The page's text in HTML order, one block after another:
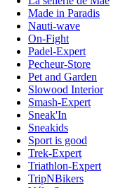
Made in Paradis
Nauti-wave
On-Fight
Padel-Expert
Pecheur-Store
Pet and Garden
Slowood Interior
Smash-Expert
Sneak'In
Sneakids
Sport is good
Trek-Expert
Triathlon-Expert
TripNBikers